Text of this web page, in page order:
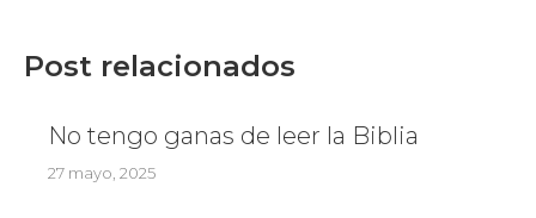
Post relacionados
No tengo ganas de leer la Biblia
27 mayo, 2025